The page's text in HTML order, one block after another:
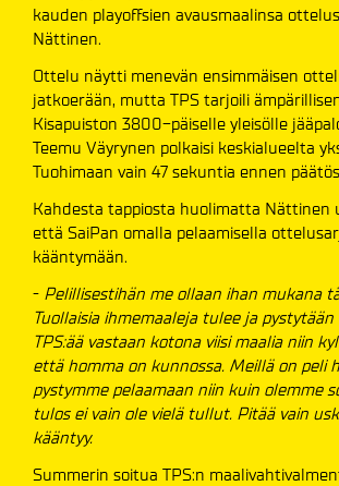
kauden playoffsien avausmaalinsa
Nättinen.
Ottelu näytti menevän ensimmäisen
jatkoerään, mutta TPS tarjoili
Kisapuiston 3800-päiselle yleisölle
Teemu Väyrynen polkaisi keskialueelta
Tuohimaan vain 47 sekuntia ennen
Kahdesta tappiosta huolimatta Nättinen
että SaiPan omalla pelaamisella
kääntymään.
- Pelillisestihän me ollaan ihan mukana
Tuollaisia ihmemaaleja tulee ja
TPS:ää vastaan kotona viisi maalia niin
että homma on kunnossa. Meillä on peli
pystymme pelaamaan niin kuin olemme
tulos ei vain ole vielä tullut. Pitää vain
kääntyy.
Summerin soitua TPS:n